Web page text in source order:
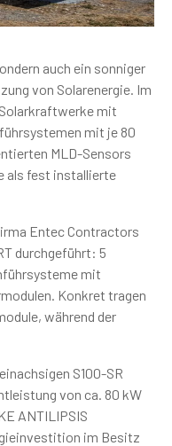
auch ein sonniger
von Solarenergie. Im
mit
mit je 80
MLD-Sensors
als fest installierte
Entec Contractors
durchgeführt: 5
mit
Konkret tragen
während der
S100-SR
von ca. 80 kW
ANTILIPSIS
im Besitz